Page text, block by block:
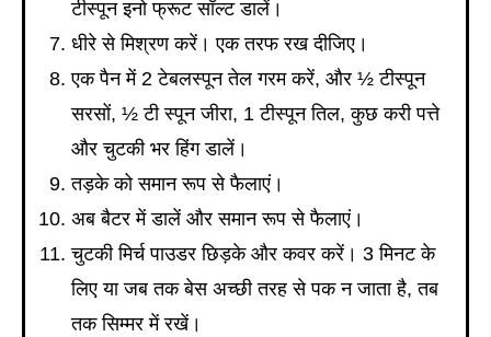
टीस्पून इनो फ्रूट सॉल्ट डालें।
धीरे से मिश्रण करें। एक तरफ रख दीजिए।
एक पैन में 2 टेबलस्पून तेल गरम करें, और ½ टीस्पून
सरसों, ½ टी स्पून जीरा, 1 टीस्पून तिल, कुछ करी पत्ते
और चुटकी भर हिंग डालें।
तड़के को समान रूप से फैलाएं।
अब बैटर में डालें और समान रूप से फैलाएं।
चुटकी मिर्च पाउडर छिड़के और कवर करें। 3 मिनट के
लिए या जब तक बेस अच्छी तरह से पक न जाता है, तब
तक सिम्मर में रखें।